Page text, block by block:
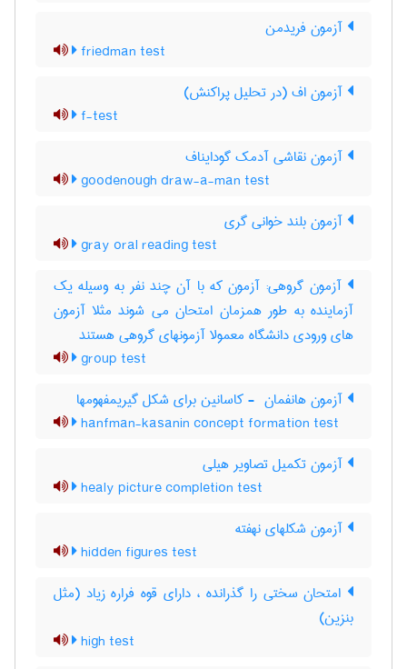
آزمون فریدمن
friedman test
آزمون اف (در تحلیل پراکنش)
f-test
آزمون نقاشی آدمک گودایناف
goodenough draw-a-man test
آزمون بلند خوانی گری
gray oral reading test
آزمون گروهی: آزمون که با آن چند نفر به وسیله یک
آزماینده به طور همزمان امتحان می شوند مثلا آزمون
های ورودی دانشگاه معمولا آزمونهای گروهی هستند
group test
آزمون هانفمان ‎ - کاسانین برای شکل گیریمفهومها
hanfman-kasanin concept formation test
آزمون تکمیل تصاویر هیلی
healy picture completion test
آزمون شکلهای نهفته
hidden figures test
امتحان سختی را گذرانده ، دارای قوه فراره زیاد (مثل
بنزین)
high test